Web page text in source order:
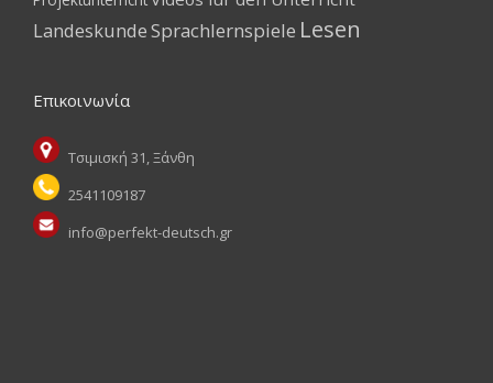
LandeskundeSprachlernspiele Lesen
Επικοινωνία
Τσιμισκή 31, Ξάνθη
2541109187
info@perfekt-deutsch.gr